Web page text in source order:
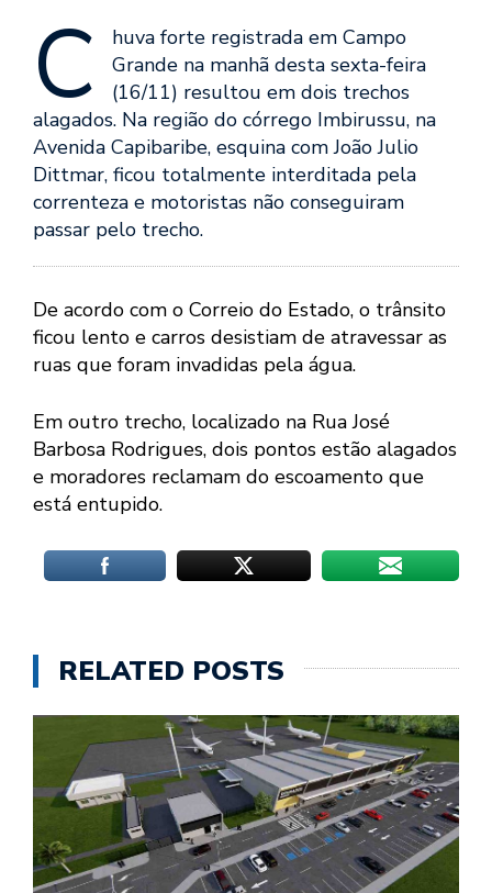
C
huva forte registrada em Campo
Grande na manhã desta sexta-feira
(16/11) resultou em dois trechos
alagados. Na região do córrego Imbirussu, na
Avenida Capibaribe, esquina com João Julio
Dittmar, ficou totalmente interditada pela
correnteza e motoristas não conseguiram
passar pelo trecho.
De acordo com o Correio do Estado, o trânsito
ficou lento e carros desistiam de atravessar as
ruas que foram invadidas pela água.
Em outro trecho, localizado na Rua José
Barbosa Rodrigues, dois pontos estão alagados
e moradores reclamam do escoamento que
está entupido.
RELATED POSTS